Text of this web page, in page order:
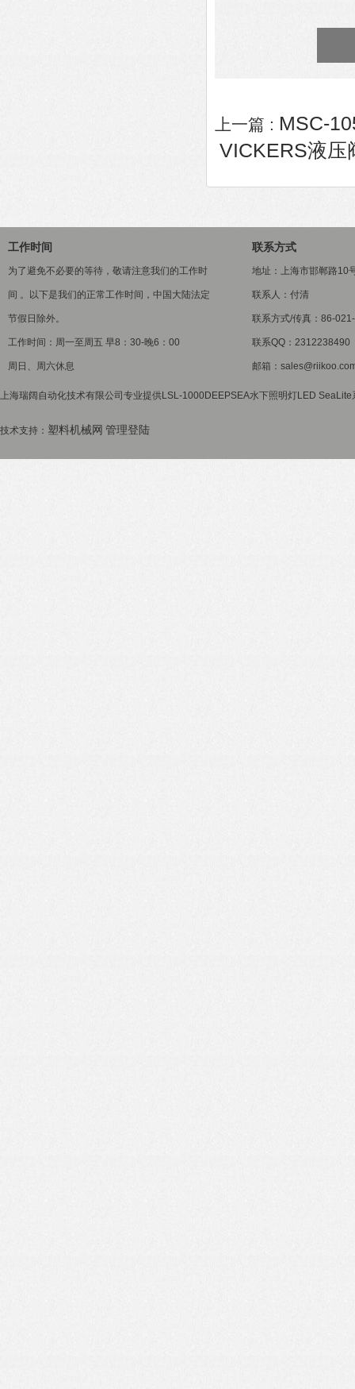
上一篇 : MSC-
VICKERS液压
工作时间
为了避免不必要的等待，敬请注意我们的工作时
间 。以下是我们的正常工作时间，中国大陆法定
节假日除外。
工作时间：周一至周五 早8：30-晚6：00
周日、周六休息
联系方式
地址：上海市邯郸路10
联系人：付清
联系方式/传真：86-
联系QQ：2312238490
邮箱：
上海瑞阔自动化技术有限公司专业提供LSL-1000DEEPSEA水下照明灯LED
技术支持： 塑料机械网 管理登陆